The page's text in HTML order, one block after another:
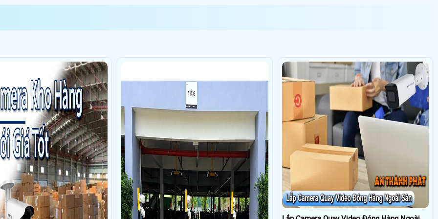
cấp cứu BV Thống Nhất số 1 đường lý thường kiệt Sử dụng
Du, Quận 1, Tp.HCM Sử dụngDịch vụ camera quan sát1 HDMI to LAN, đi lại dây
38 đường 36 khu đô thị Vạn Phúc City, Thủ Đức Sử dụng
camera 351/20A Lê Văn Sỹ phường Nhiêu Lộc HCM Sử dụngDịch vụ camera quan
ổ cứng 1TB SG cty ( KIỆT PHÁT ) , SWITCH 5 Port Tplink 100mb LS1005: 1 Cái,
AN PHÚ CITY Sử dụngDịch vụ camera quan sát
Phú Thọ Hòa, Hồ Chí Minh Sử dụng Dịch vụ camera quan sát
lăp đặt camera 432A Xô Viết Nghệ Tĩnh, Phường Thạnh Mỹ Tây, TP. Hồ Chí Minh,
KX-A4K8116N3-VM : 1 cái , 2 máy quát cầm tay S20-2D WGB , DH-H5D-5F : 2 cái,
: 1 cái, SWITCH 8 Port Tplink LS1008G (1Gbps): 1 cái, phần mềm online
binh trị đông B bình tân Sử dụngDịch vụ camera quan sátMáy chấm công khuôn
: 1 cái, Nút exit TLEB201 : 1 cái, Hộp inox : 1 cái, Backup (P1205-B2):1 cái, Acqui